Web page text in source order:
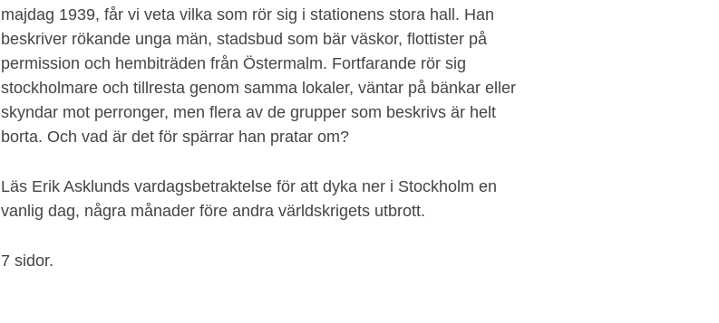
majdag 1939, får vi veta vilka som rör sig i stationens stora hall. Han
beskriver rökande unga män, stadsbud som bär väskor, flottister på
permission och hembiträden från Östermalm. Fortfarande rör sig
stockholmare och tillresta genom samma lokaler, väntar på bänkar eller
skyndar mot perronger, men flera av de grupper som beskrivs är helt
borta. Och vad är det för spärrar han pratar om?
Läs Erik Asklunds vardagsbetraktelse för att dyka ner i Stockholm en
vanlig dag, några månader före andra världskrigets utbrott.
7 sidor.